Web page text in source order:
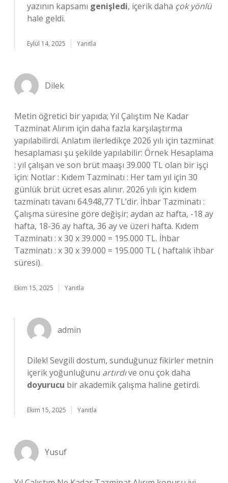
yazının kapsamı genişledi, içerik daha çok yönlü
hale geldi.
Eylül 14, 2025 Yanıtla
Dilek
Metin öğretici bir yapıda; Yıl Çalıştım Ne Kadar
Tazminat Alırım için daha fazla karşılaştırma
yapılabilirdi. Anlatım ilerledikçe 2026 yılı için tazminat
hesaplaması şu şekilde yapılabilir: Örnek Hesaplama
: yıl çalışan ve son brüt maaşı 39.000 TL olan bir işçi
için: Notlar : Kıdem Tazminatı : Her tam yıl için 30
günlük brüt ücret esas alınır. 2026 yılı için kıdem
tazminatı tavanı 64.948,77 TL’dir. İhbar Tazminatı :
Çalışma süresine göre değişir; aydan az hafta, -18 ay
hafta, 18-36 ay hafta, 36 ay ve üzeri hafta. Kıdem
Tazminatı : x 30 x 39.000 = 195.000 TL. İhbar
Tazminatı : x 30 x 39.000 = 195.000 TL ( haftalık ihbar
süresi).
Ekim 15, 2025 Yanıtla
admin
Dilek! Sevgili dostum, sunduğunuz fikirler metnin
içerik yoğunluğunu artırdıve onu çok daha
doyurucu bir akademik çalışma haline getirdi.
Ekim 15, 2025 Yanıtla
Yusuf